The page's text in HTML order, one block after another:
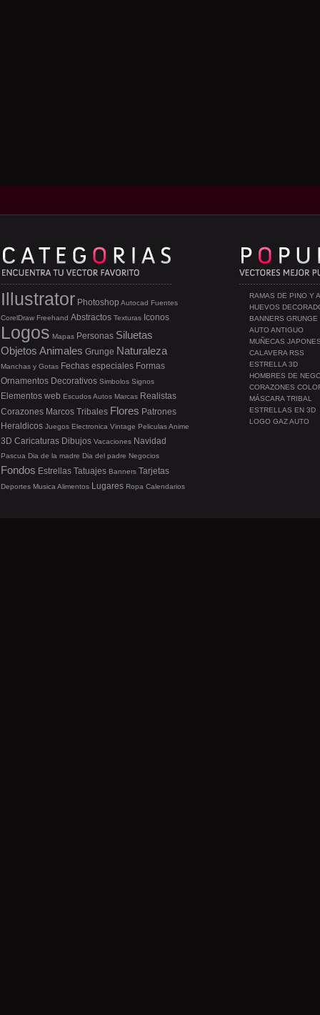
RAMAS DE PINO Y
HUEVOS
BANNERS GRUNGE
AUTO ANTIGUO
MUÑECAS
CALAVERA RSS
ESTRELLA 3D
HOMBRES DE
CORAZONES
MÁSCARA TRIBAL
ESTRELLAS EN 3D
LOGO GAZ AUTO
Illustrator Photoshop Autocad Fuentes
CorelDraw Freehand Abstractos Texturas Iconos
Logos Mapas Personas Siluetas
Objetos Animales Grunge Naturaleza
Manchas y Gotas Fechas especiales Formas
Ornamentos Decorativos Simbolos Signos
Elementos web EscudosAutos Marcas Realistas
Corazones Marcos Tribales Flores Patrones
Heraldicos Juegos Electronica Vintage PeliculasAnime
3D Caricaturas Dibujos Vacaciones Navidad
Pascua Dia de la madre Dia del padre Negocios
Fondos Estrellas Tatuajes Banners Tarjetas
Deportes Musica Alimentos Lugares Ropa Calendarios